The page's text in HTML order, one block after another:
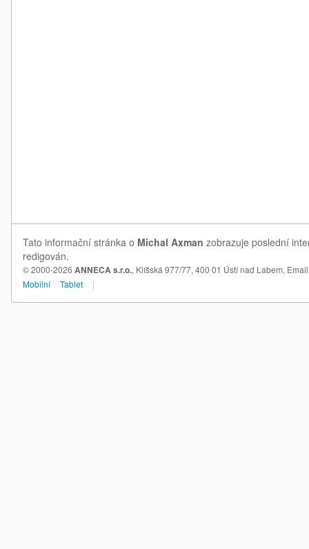
Tato informační stránka o Michal Axman zobrazuje poslední
redigován.
© 2000-2026 ANNECA s.r.o., Klíšská 977/77, 400 01 Ústí nad Labem,
Mobilní
Tablet |